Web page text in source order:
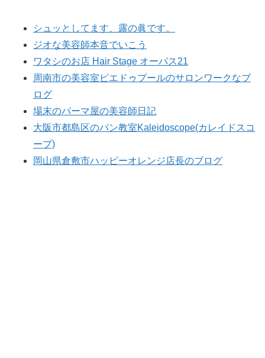
シュッとしてます、露の眞です。
ジオな美容師本音でいこう
ワタシのお店 Hair Stage オーパス21
周南市の美容室ピエドゥプールのサロンワークなブ
ログ
場末のパーマ屋の美容師日記
大阪市都島区のパン教室Kaleidoscope(カレイドスコ
ープ)
岡山県倉敷市ハッピーオレンジ店長のブログ